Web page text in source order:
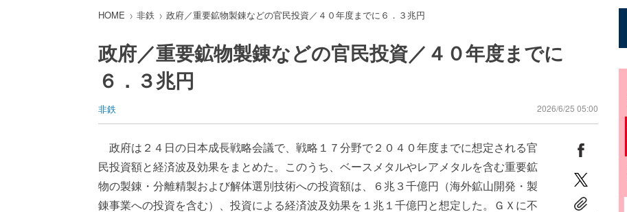
HOME 非鉄 政府／重要鉱物製錬などの官民投資／４０年度までに６．３兆円
政府／重要鉱物製錬などの官民投資／４０年度までに
６．３兆円
非鉄 2026/6/25 05:00
政府は２４日の日本成長戦略会議で、戦略１７分野で２０４０年度までに想定される官
民投資額と経済波及効果をまとめた。このうち、ベースメタルやレアメタルを含む重要鉱
物の製錬・分離精製および解体選別技術への投資額は、６兆３千億円（海外鉱山開発・製
錬事業への投資を含む）、投資による経済波及効果を１兆１千億円と想定した。ＧＸに不